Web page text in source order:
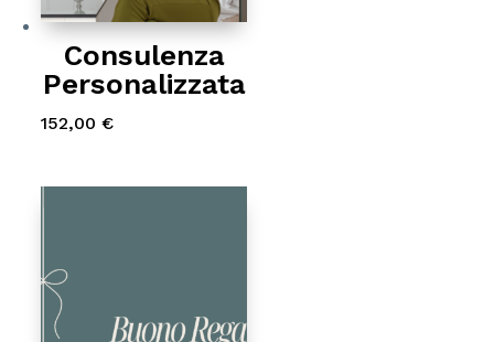
Consulenza
Personalizzata
152,00€